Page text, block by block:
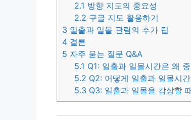
2.1 방향 지도의 중요성
2.2 구글 지도 활용하기
3 일출과 일몰 관람의 추가 팁
4 결론
5 자주 묻는 질문 Q&A
5.1 Q1: 일출과 일몰시간은 왜
5.2 Q2: 어떻게 일출과 일몰시
5.3 Q3: 일출과 일몰을 감상할